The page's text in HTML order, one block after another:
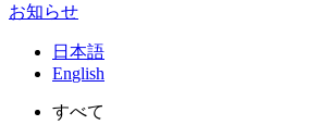
お知らせ
日 本語
English
すべて